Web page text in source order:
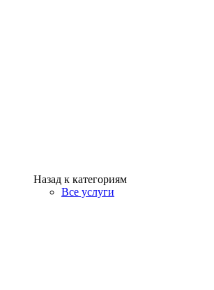
Назад к категориям
Все услуги